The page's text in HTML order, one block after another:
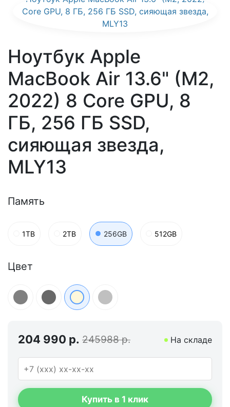
Ноутбук Apple
MacBook Air 13.6" (M2,
2022) 8 Core GPU, 8
ГБ, 256 ГБ SSD,
сияющая звезда,
MLY13
Память
1TB 2TB 256GB 512GB
Цвет
204 990 р. 245988 р. На складе
Купить в 1 клик